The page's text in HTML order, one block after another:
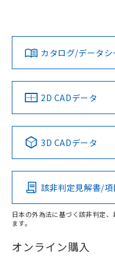
ダウンロードデータをご
みください。
ソフトウェアの使用条件
対応済み
中国 RoHS 注意事項
Pb Hg
O
在庫等で未対応品が混
カタログ/データ
2D CADデータ
3D CADデータ
該非判定見解書/
日本の外為法に基づく該非判定
ます。
オンライン購入